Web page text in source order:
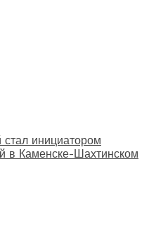
инициатором
в Каменске-Шахтинском